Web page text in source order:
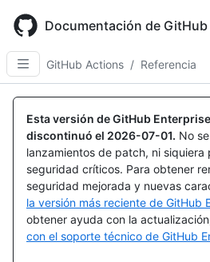
main
content
Documentación de GitHub
GitHub Actions / Referencia
Esta versión de GitHub
discontinuó el 2026-07-01. No
lanzamientos de patch, ni siquiera
seguridad críticos. Para obtener
seguridad mejorada y nuevas
la versión más reciente de GitHub
obtener ayuda con la
con el soporte técnico de GitHub